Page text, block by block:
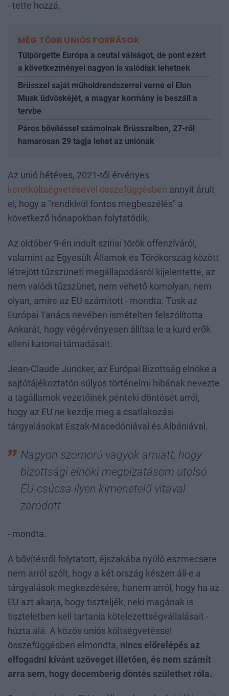
- tette hozzá.
MÉG TÖBB UNIÓS FORRÁSOK
Túlpörgette Európa a ceutai válságot, de pont ezért
a következményei nagyon is valódiak lehetnek
Brüsszel saját műholdrendszerrel verné el Elon
Musk üdvöskéjét, a magyar kormány is beszáll a
tervbe
Páros bővítéssel számolnak Brüsszelben, 27-ről
hamarosan 29 tagja lehet az uniónak
Az unió hétéves, 2021-től érvényes
keretköltségvetésével összefüggésben annyit árult
el, hogy a "rendkívül fontos megbeszélés" a
következő hónapokban folytatódik.
Az október 9-én indult szíriai török offenzíváról,
valamint az Egyesült Államok és Törökország között
létrejött tűzszüneti megállapodásról kijelentette, az
nem valódi tűzszünet, nem vehető komolyan, nem
olyan, amire az EU számított - mondta. Tusk az
Európai Tanács nevében ismételten felszólította
Ankarát, hogy végérvényesen állítsa le a kurd erők
elleni katonai támadásait.
Jean-Claude Juncker, az Európai Bizottság elnöke a
sajtótájékoztatón súlyos történelmi hibának nevezte
a tagállamok vezetőinek pénteki döntését arról,
hogy az EU ne kezdje meg a csatlakozási
tárgyalásokat Észak-Macedóniával és Albániával.
Nagyon szomorú vagyok amiatt, hogy
bizottsági elnöki megbízatásom utolsó
EU-csúcsa ilyen kimenetelű vitával
záródott
- mondta.
A bővítésről folytatott, éjszakába nyúló eszmecsere
nem arról szólt, hogy a két ország készen áll-e a
tárgyalások megkezdésére, hanem arról, hogy ha az
EU azt akarja, hogy tiszteljék, neki magának is
tiszteletben kell tartania kötelezettségvállalásait -
húzta alá. A közös uniós költségvetéssel
összefüggésben elmondta, nincs előrelépés az
elfogadni kívánt szöveget illetően, és nem számít
arra sem, hogy decemberig döntés születhet róla.